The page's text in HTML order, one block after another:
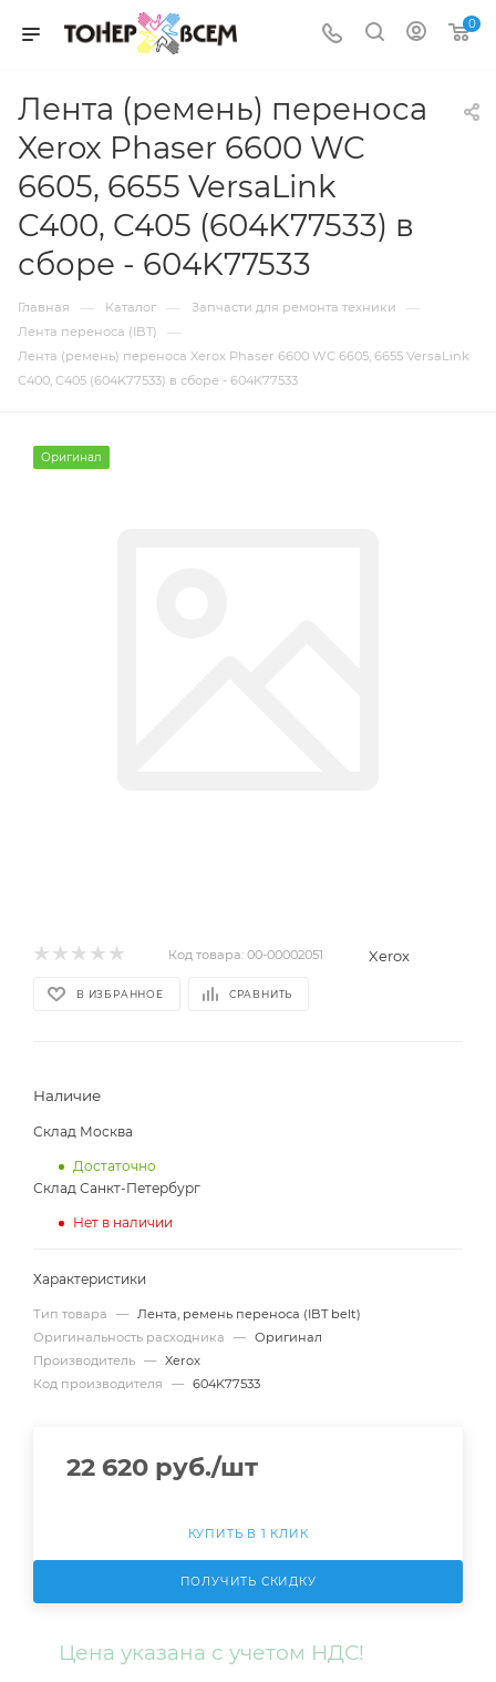
0
Лента (ремень) переноса
Xerox Phaser 6600 WC
6605, 6655 VersaLink
C400, C405 (604K77533) в
сборе - 604K77533
Главная — Каталог — Запчасти для ремонта техники —
Лента переноса (IBT) —
Лента (ремень) переноса Xerox Phaser 6600 WC 6605, 6655 VersaLink
C400, C405 (604K77533) в сборе - 604K77533
Оригинал
Код товара: 00-00002051 Xerox
В ИЗБРАННОЕ СРАВНИТЬ
Наличие
Склад Москва
Достаточно
Склад Санкт-Петербург
Нет в наличии
Характеристики
Тип товара —
Лента, ремень переноса (IBT belt)
Оригинальность расходника
— Оригинал
Производитель — Xerox
Код производителя
— 604K77533
22 620 руб./шт
КУПИТЬ В 1 КЛИК
ПОЛУЧИТЬ СКИДКУ
Цена указана с учетом НДС!